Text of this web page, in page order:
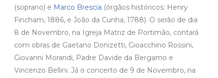
(soprano) e Marco Brescia (órgãos históricos: Henry
Fincham, 1886, e João da Cunha, 1788). O serão de dia
8 de Novembro, na Igreja Matriz de Portimão, contará
com obras de Gaetano Donizetti, Gioacchino Rossini,
Giovanni Morandi, Padre Davide da Bergamo e
Vincenzo Bellini. Já o concerto de 9 de Novembro, na